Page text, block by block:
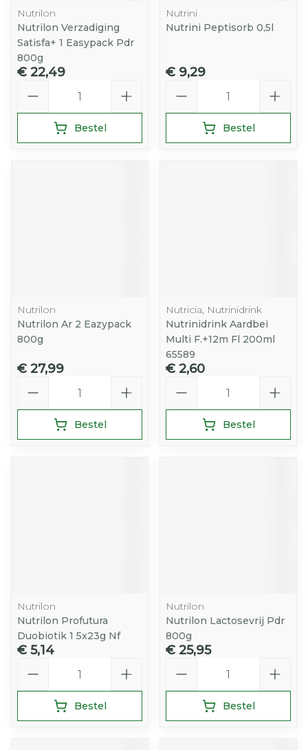
Nutrilon
Nutrilon Verzadiging
Satisfa+ 1 Easypack Pdr
800g
€ 22,49
Bestel
Nutrini
Nutrini Peptisorb 0,5l
€ 9,29
Bestel
Nutrilon
Nutrilon Ar 2 Eazypack
800g
€ 27,99
Bestel
Nutricia, Nutrinidrink
Nutrinidrink Aardbei
Multi F.+12m Fl 200ml
65589
€ 2,60
Bestel
Nutrilon
Nutrilon Profutura
Duobiotik 1 5x23g Nf
€ 5,14
Bestel
Nutrilon
Nutrilon Lactosevrij Pdr
800g
€ 25,95
Bestel